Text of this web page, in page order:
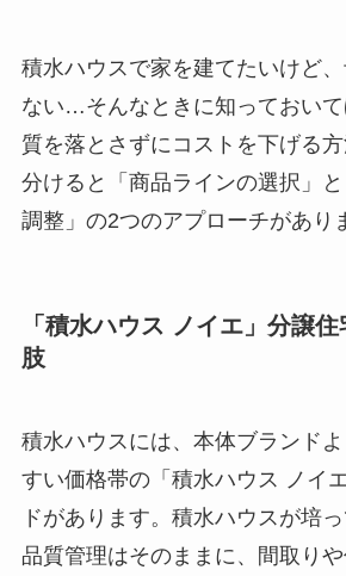
積水ハウスで家を建てたいけど
ない…そんなときに知っておい
質を落とさずにコストを下げる
分けると「商品ラインの選択」
調整」の2つのアプローチがあり
「積水ハウス ノイエ」分譲
肢
積水ハウスには、本体ブランド
すい価格帯の「積水ハウス ノイ
ドがあります。積水ハウスが培
品質管理はそのままに、間取り